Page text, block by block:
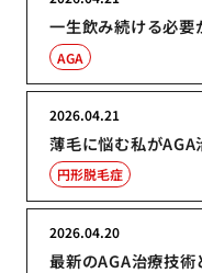
一生飲み続ける必要
AGA
薄毛に悩む私が
2026.04.21
円形脱毛症
最新のAGA治療技
2026.04.20